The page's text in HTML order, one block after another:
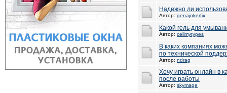
Надежно ли
Автор: genajokerfix
Какой гель для
Автор: cellmytypes
В каких компаниях
по технической
Автор: ndrag
Хочу играть онлайн в
после работы
Автор: skymage